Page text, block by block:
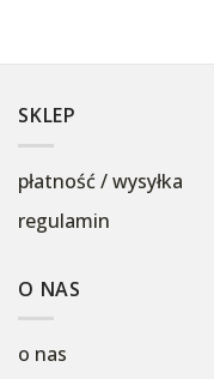
SKLEP
płatność / wysyłka
regulamin
O NAS
o nas